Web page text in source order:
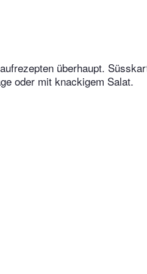
überhaupt.
oder mit knackigem Salat.